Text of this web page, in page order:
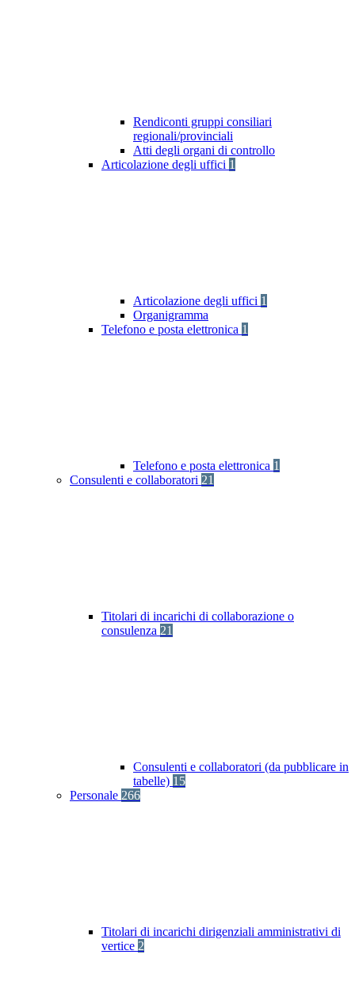
Rendiconti gruppi consiliari
regionali/provinciali
Atti degli organi di controllo
Articolazione degli uffici 1
Articolazione degli uffici 1
Organigramma
Telefono e posta elettronica 1
Telefono e posta elettronica 1
Consulenti e collaboratori 21
Titolari di incarichi di collaborazione o
consulenza 21
Consulenti e collaboratori (da pubblicare in
tabelle) 15
Personale 266
Titolari di incarichi dirigenziali amministrativi di
vertice 2